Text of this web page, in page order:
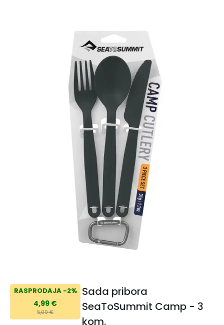
RASPRODAJA -2%
4,99 €
5,09 €
Sada pribora
SeaToSummit Camp - 3
kom.